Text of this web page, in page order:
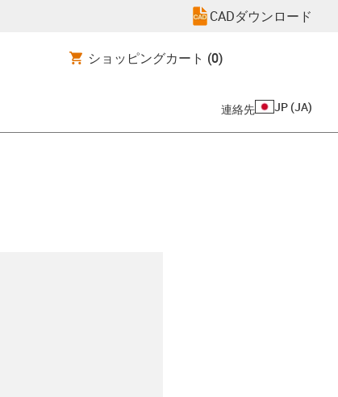
CADダウンロード
ショッピングカート (0)
連絡先 JP (JA)